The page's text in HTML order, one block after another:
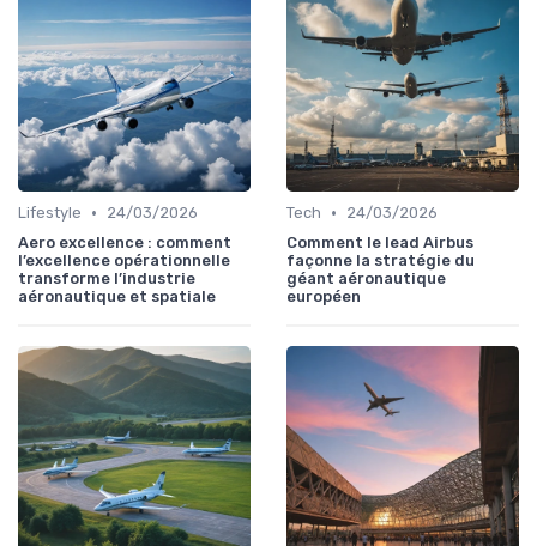
Lifestyle •
24/03/2026
Aero excellence : comment
l’excellence opérationnelle
transforme l’industrie
aéronautique et spatiale
Tech •
24/03/2026
Comment le lead Airbus
façonne la stratégie du
géant aéronautique
européen